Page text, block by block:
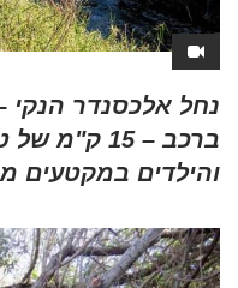
נחל אלכסנדר הנקי –
ברכב – 15
והילדים במקטעים